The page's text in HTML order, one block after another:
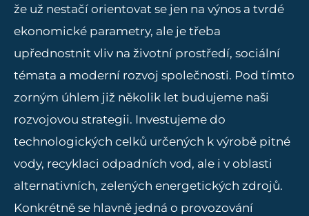
že už nestačí orientovat se jen na výnos a tvrdé
ekonomické parametry, ale je třeba
upřednostnit vliv na životní prostředí, sociální
témata a moderní rozvoj společnosti. Pod tímto
zorným úhlem již několik let budujeme naši
rozvojovou strategii. Investujeme do
technologických celků určených k výrobě pitné
vody, recyklaci odpadních vod, ale i v oblasti
alternativních, zelených energetických zdrojů.
Konkrétně se hlavně jedná o provozování